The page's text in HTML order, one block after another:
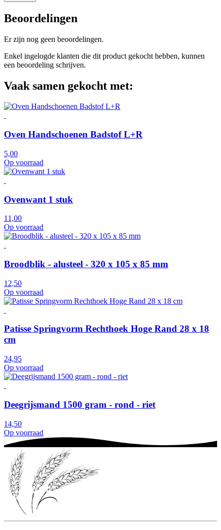
Beoordelingen
Er zijn nog geen beoordelingen.
Enkel ingelogde klanten die dit product gekocht hebben, kunnen
een beoordeling schrijven.
Vaak samen gekocht met:
Oven Handschoenen Badstof L+R
5,00
Op voorraad
Ovenwant 1 stuk
11,00
Op voorraad
Broodblik - alusteel - 320 x 105 x 85 mm
12,50
Op voorraad
Patisse Springvorm Rechthoek Hoge Rand 28 x 18
cm
24,95
Op voorraad
Deegrijsmand 1500 gram - rond - riet
14,50
Op voorraad